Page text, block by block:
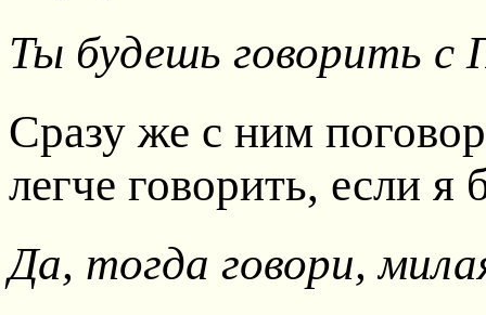
Ты будешь говорить с
Сразу же с ним
легче говорить, если я
Да, тогда говори,